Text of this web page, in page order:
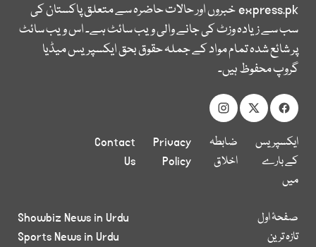
express.pkخبروں اور حالات حاضرہ سے متعلق پاکستان کی
سب سے زیادہ وزٹ کی جانے والی ویب سائٹ ہے۔ اس ویب سائٹ
پر شائع شدہ تمام مواد کے جملہ حقوق بحق ایکسپریس میڈیا
گروپ محفوظ ہیں۔
ایکسپریس
کے بارے
میں
ضابطہ
اخلاق
Privacy
Policy
Contact
Us
صفحۂ اول
تازہ ترین
Showbiz News in Urdu
Sports News in Urdu